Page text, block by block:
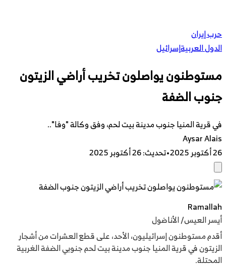
حرب إيران
الدول العربيةإسرائيل
مستوطنون يواصلون تخريب أراضي الزيتون
جنوب الضفة
في قرية المنيا جنوب مدينة بيت لحم، وفق وكالة "وفا"..
Aysar Alais
26 أكتوبر 2025
•تحديث:26 أكتوبر 2025
Ramallah
أيسر العيس/ الأناضول
أقدم مستوطنون إسرائيليون، الأحد، على قطع العشرات من أشجار
الزيتون في قرية المنيا جنوب مدينة بيت لحم جنوبي الضفة الغربية
المحتلة.